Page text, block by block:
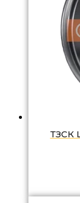
ТЗСК